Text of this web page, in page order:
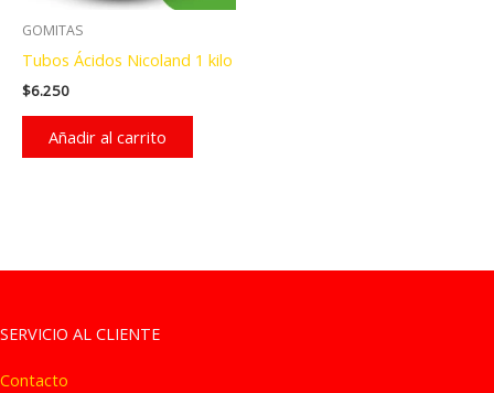
GOMITAS
Tubos Ácidos Nicoland 1 kilo
$6.250
Añadir al carrito
SERVICIO AL CLIENTE
Contacto